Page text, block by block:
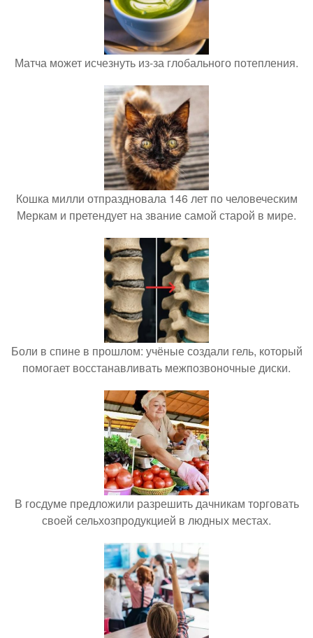
Матча может исчезнуть из-за глобального потепления.
Кошка милли отпраздновала 146 лет по человеческим
Меркам и претендует на звание самой старой в мире.
Боли в спине в прошлом: учёные создали гель, который
помогает восстанавливать межпозвоночные диски.
В госдуме предложили разрешить дачникам торговать
своей сельхозпродукцией в людных местах.